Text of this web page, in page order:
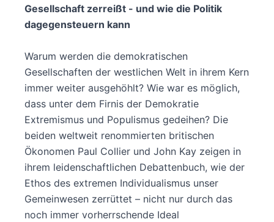
Gesellschaft zerreißt - und wie die Politik
dagegensteuern kann
Warum werden die demokratischen
Gesellschaften der westlichen Welt in ihrem Kern
immer weiter ausgehöhlt? Wie war es möglich,
dass unter dem Firnis der Demokratie
Extremismus und Populismus gedeihen? Die
beiden weltweit renommierten britischen
Ökonomen Paul Collier und John Kay zeigen in
ihrem leidenschaftlichen Debattenbuch, wie der
Ethos des extremen Individualismus unser
Gemeinwesen zerrüttet – nicht nur durch das
noch immer vorherrschende Ideal